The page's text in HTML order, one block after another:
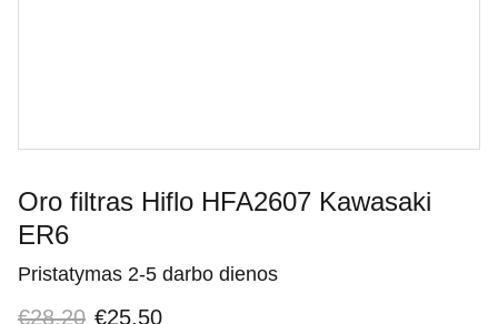
Oro filtras Hiflo HFA2607 Kawasaki
ER6
Pristatymas 2-5 darbo dienos
€28.20 €25.50